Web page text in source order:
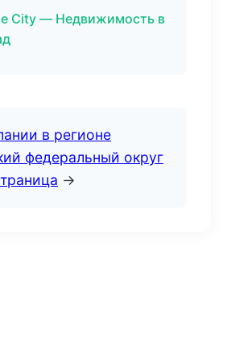
City — Недвижимость в
в регионе
федеральный округ
→